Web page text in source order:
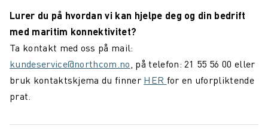
Lurer du på hvordan vi kan hjelpe deg og din bedrift
med maritim konnektivitet?
Ta kontakt med oss på mail:
kundeservice@northcom.no, på telefon: 21 55 56 00 eller
bruk kontaktskjema du finner HER for en uforpliktende
prat.